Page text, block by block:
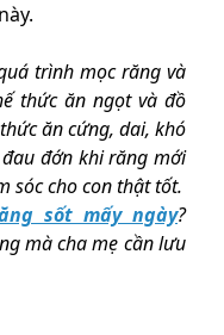
trình mọc răng và
thức ăn ngọt và đồ
ăn cứng, dai, khó
đớn khi răng mới
sóc cho con thật tốt.
sốt mấy ngày?
mà cha mẹ cần lưu